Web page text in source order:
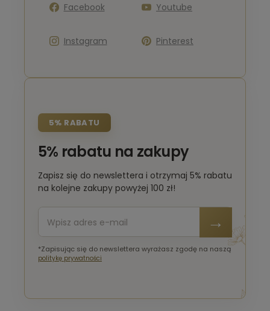
Facebook Youtube
Instagram Pinterest
5% RABATU
5% rabatu na zakupy
Zapisz się do newslettera i otrzymaj 5% rabatu
na kolejne zakupy powyżej 100 zł!
*Zapisując się do newslettera wyrażasz zgodę na naszą
politykę prywatności